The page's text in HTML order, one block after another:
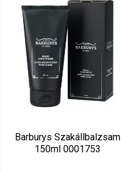
Barburys Szakállbalzsam
150ml 0001753